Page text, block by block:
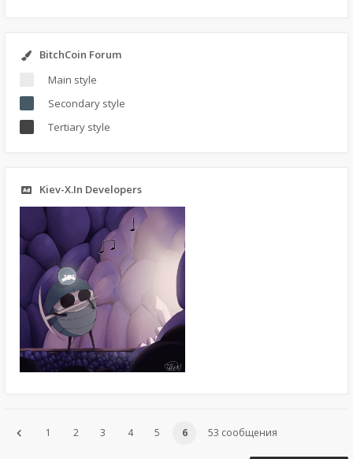
BitchCoin Forum
Main style
Secondary style
Tertiary style
Kiev-X.In Developers
1 2 3 4 5 6 53 сообщения